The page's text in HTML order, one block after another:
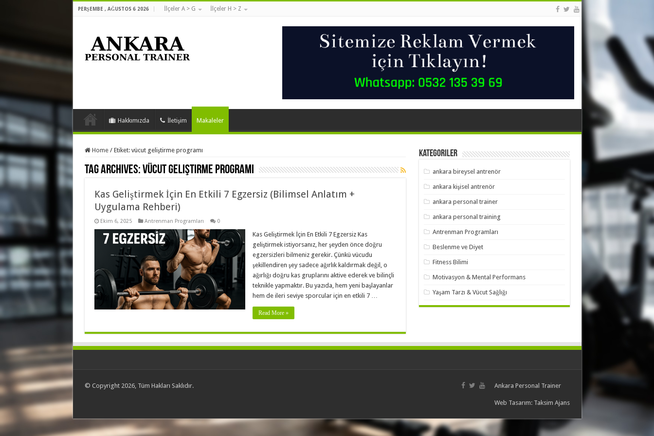
PERŞEMBE , AĞUSTOS 6 2026 İlçeler A > G İlçeler H > Z
Hakkımızda İletişim Makaleler
Home / Etiket: vücut geliştirme programı
Tag Archives:vücut geliştirme programı
Kas Geliştirmek İçin En Etkili 7 Egzersiz (Bilimsel Anlatım +
Uygulama Rehberi)
Ekim 6, 2025 Antrenman Programları 0
Kas Geliştirmek İçin En Etkili 7 Egzersiz Kas
geliştirmek istiyorsanız, her şeyden önce doğru
egzersizleri bilmeniz gerekir. Çünkü vücudu
şekillendiren şey sadece ağırlık kaldırmak değil, o
ağırlığı doğru kas gruplarını aktive ederek ve bilinçli
teknikle yapmaktır. Bu yazıda, hem yeni başlayanlar
hem de ileri seviye sporcular için en etkili 7 …
Read More »
Kategoriler
ankara bireysel antrenör
ankara kişisel antrenör
ankara personal trainer
ankara personal training
Antrenman Programları
Beslenme ve Diyet
Fitness Bilimi
Motivasyon & Mental Performans
Yaşam Tarzı & Vücut Sağlığı
Ankara Personal Trainer
Web Tasarım: Taksim Ajans
© Copyright 2026, Tüm Hakları Saklıdır.